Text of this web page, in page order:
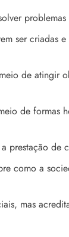
ser criadas
de atingir
de formas
prestação de
como a
mas